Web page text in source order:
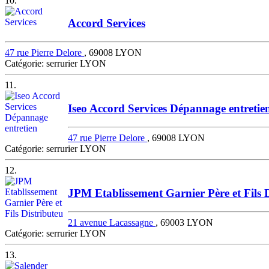
Accord Services
47 rue Pierre Delore , 69008 LYON
Catégorie: serrurier LYON
11.
Iseo Accord Services Dépannage
47 rue Pierre Delore , 69008 LYON
Catégorie: serrurier LYON
12.
JPM Etablissement Garnier Père et Fils
21 avenue Lacassagne , 69003 LYON
Catégorie: serrurier LYON
13.